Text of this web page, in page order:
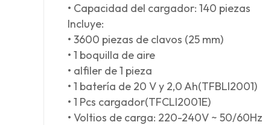
• Capacidad del cargador: 140 piezas
Incluye:
• 3600 piezas de clavos (25 mm)
• 1 boquilla de aire
• alfiler de 1 pieza
• 1 batería de 20 V y 2,0 Ah(TFBLI2001)
• 1 Pcs cargador(TFCLI2001E)
• Voltios de carga: 220-240V ~ 50/60Hz